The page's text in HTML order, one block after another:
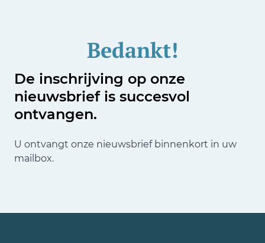
Bedankt!
De inschrijving op onze
nieuwsbrief is succesvol
ontvangen.
U ontvangt onze nieuwsbrief binnenkort in uw
mailbox.